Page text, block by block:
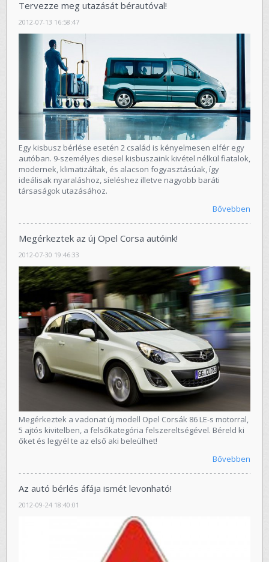
Tervezze meg utazását bérautóval!
2012-07-13 16:58:47
Egy kisbusz bérlése esetén 2 család is kényelmesen elfér egy
autóban. 9-személyes diesel kisbuszaink kivétel nélkül fiatalok,
modernek, klimatizáltak, és alacson fogyasztásúak, így
ideálisak nyaraláshoz, síeléshez illetve nagyobb baráti
társaságok utazásához.
Bővebben
Megérkeztek az új Opel Corsa autóink!
2012-07-30 19:46:33
Megérkeztek a vadonat új modell Opel Corsák 86 LE-s motorral,
5 ajtós kivitelben, a felsőkategória felszereltségével. Béreld ki
őket és legyél te az első aki beleülhet!
Bővebben
Az autó bérlés áfája ismét levonható!
2012-09-24 18:40:01